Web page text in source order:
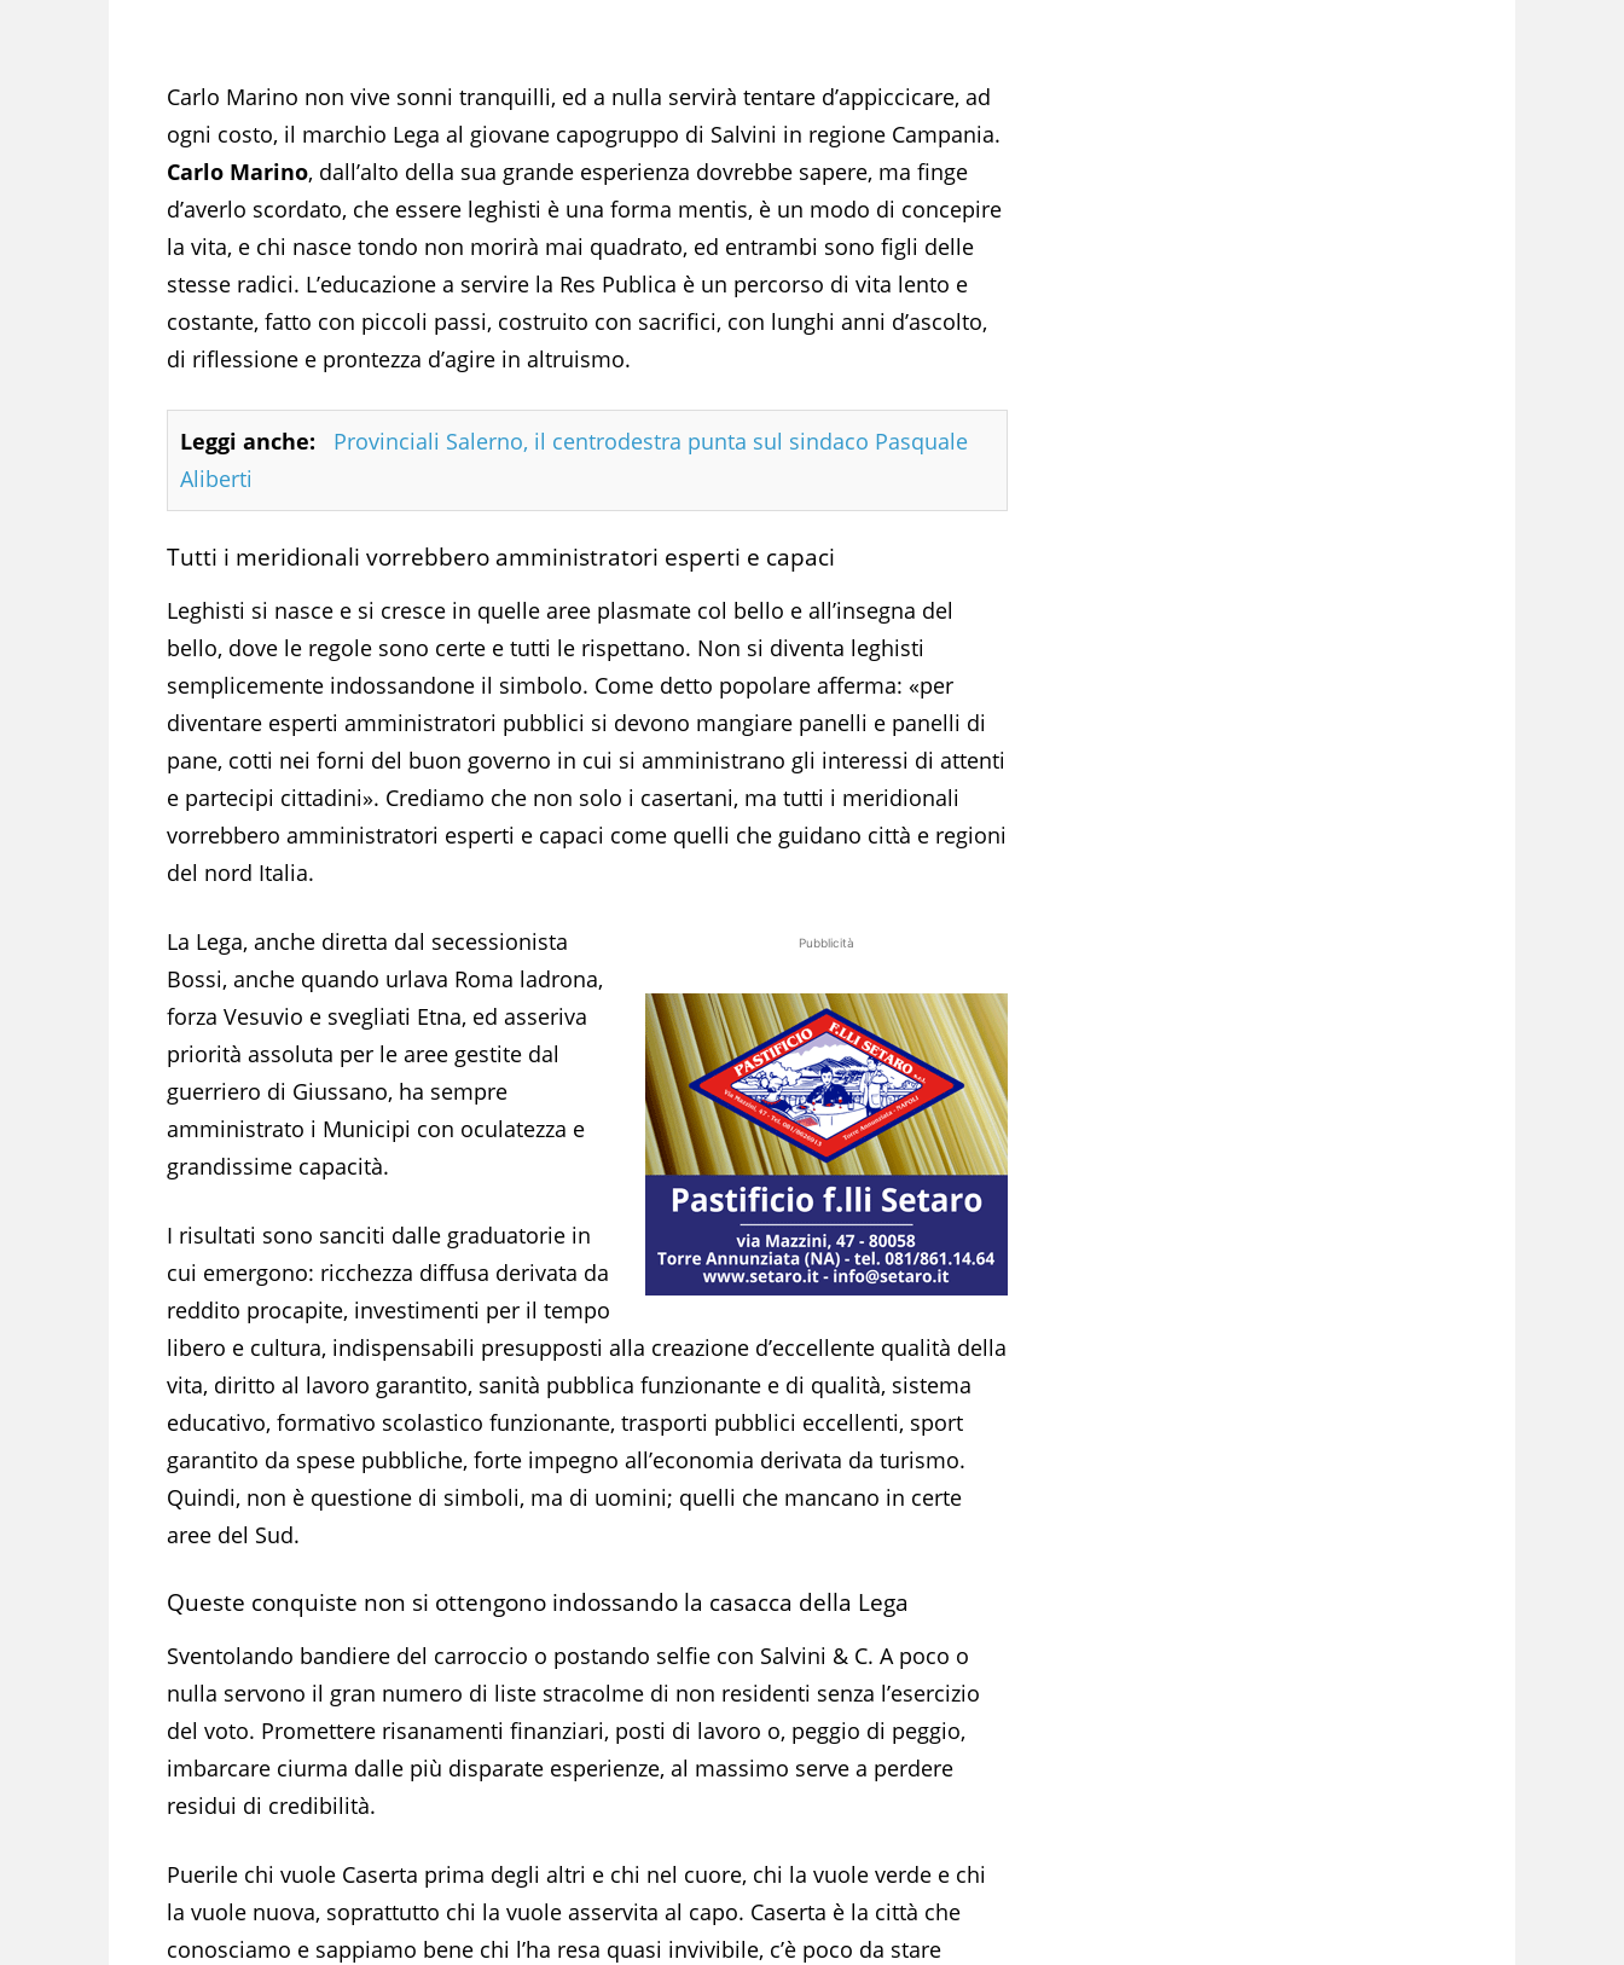
Carlo Marino non vive sonni tranquilli, ed a nulla servirà tentare d’appiccicare, ad
ogni costo, il marchio Lega al giovane capogruppo di Salvini in regione Campania.
Carlo Marino, dall’alto della sua grande esperienza dovrebbe sapere, ma finge
d’averlo scordato, che essere leghisti è una forma mentis, è un modo di concepire
la vita, e chi nasce tondo non morirà mai quadrato, ed entrambi sono figli delle
stesse radici. L’educazione a servire la Res Publica è un percorso di vita lento e
costante, fatto con piccoli passi, costruito con sacrifici, con lunghi anni d’ascolto,
di riflessione e prontezza d’agire in altruismo.
Leggi anche:
Provinciali Salerno, il centrodestra punta sul sindaco Pasquale
Aliberti
Tutti i meridionali vorrebbero amministratori esperti e capaci
Leghisti si nasce e si cresce in quelle aree plasmate col bello e all’insegna del
bello, dove le regole sono certe e tutti le rispettano. Non si diventa leghisti
semplicemente indossandone il simbolo. Come detto popolare afferma: «per
diventare esperti amministratori pubblici si devono mangiare panelli e panelli di
pane, cotti nei forni del buon governo in cui si amministrano gli interessi di attenti
e partecipi cittadini». Crediamo che non solo i casertani, ma tutti i meridionali
vorrebbero amministratori esperti e capaci come quelli che guidano città e regioni
del nord Italia.
Pubblicità
La Lega, anche diretta dal secessionista
Bossi, anche quando urlava Roma ladrona,
forza Vesuvio e svegliati Etna, ed asseriva
priorità assoluta per le aree gestite dal
guerriero di Giussano, ha sempre
amministrato i Municipi con oculatezza e
grandissime capacità.
I risultati sono sanciti dalle graduatorie in
cui emergono: ricchezza diffusa derivata da
reddito procapite, investimenti per il tempo
libero e cultura, indispensabili presupposti alla creazione d’eccellente qualità della
vita, diritto al lavoro garantito, sanità pubblica funzionante e di qualità, sistema
educativo, formativo scolastico funzionante, trasporti pubblici eccellenti, sport
garantito da spese pubbliche, forte impegno all’economia derivata da turismo.
Quindi, non è questione di simboli, ma di uomini; quelli che mancano in certe
aree del Sud.
Queste conquiste non si ottengono indossando la casacca della Lega
Sventolando bandiere del carroccio o postando selfie con Salvini & C. A poco o
nulla servono il gran numero di liste stracolme di non residenti senza l’esercizio
del voto. Promettere risanamenti finanziari, posti di lavoro o, peggio di peggio,
imbarcare ciurma dalle più disparate esperienze, al massimo serve a perdere
residui di credibilità.
Puerile chi vuole Caserta prima degli altri e chi nel cuore, chi la vuole verde e chi
la vuole nuova, soprattutto chi la vuole asservita al capo. Caserta è la città che
conosciamo e sappiamo bene chi l’ha resa quasi invivibile, c’è poco da stare